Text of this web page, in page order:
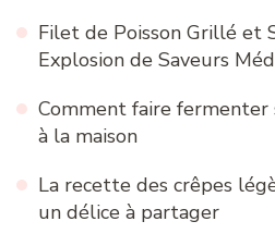
Filet de Poisson Grillé et
Explosion de Saveurs
Comment faire fermenter
à la maison
La recette des crêpes
un délice à partager